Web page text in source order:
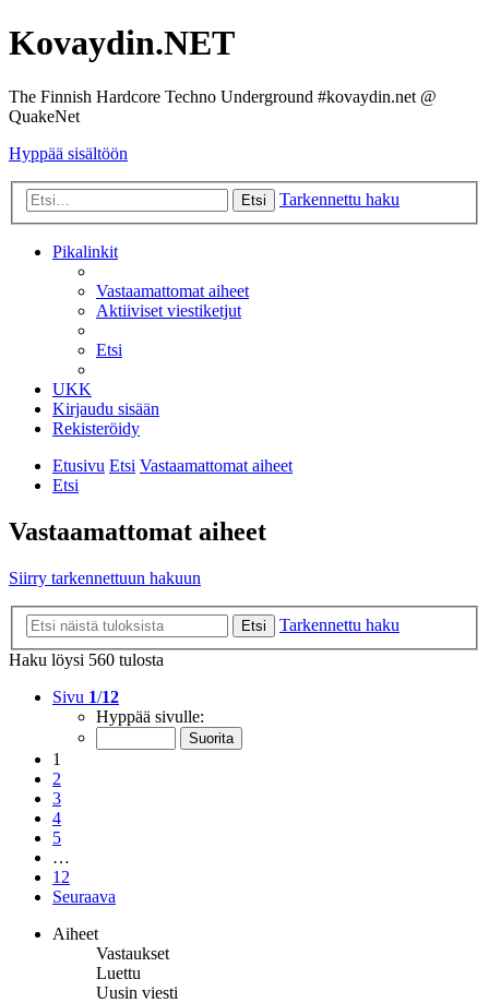
Kovaydin.NET
The Finnish Hardcore Techno Underground #kovaydin.net @
QuakeNet
Hyppää sisältöön
Etsi Tarkennettu haku
Pikalinkit
Vastaamattomat aiheet
Aktiiviset viestiketjut
Etsi
UKK
Kirjaudu sisään
Rekisteröidy
Etusivu Etsi Vastaamattomat aiheet
Etsi
Vastaamattomat aiheet
Siirry tarkennettuun hakuun
Etsi
Tarkennettu haku
Haku löysi 560 tulosta
Sivu 1/12
Hyppää sivulle:
1
2
3
4
5
…
12
Seuraava
Aiheet
Vastaukset
Luettu
Uusin viesti